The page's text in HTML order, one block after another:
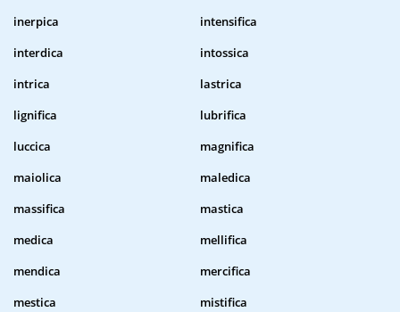
inerpica
intensifica
interdica
intossica
intrica
lastrica
lignifica
lubrifica
luccica
magnifica
maiolica
maledica
massifica
mastica
medica
mellifica
mendica
mercifica
mestica
mistifica